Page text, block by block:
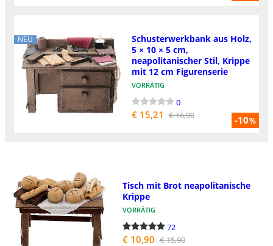
NEU
-10%
Schusterwerkbank aus Holz,
5 × 10 × 5 cm,
neapolitanischer Stil, Krippe
mit 12 cm Figurenserie
VORRÄTIG
0
€ 15,21 € 16,90
Tisch mit Brot neapolitanische
Krippe
VORRÄTIG
72
€ 10,90 € 15,90